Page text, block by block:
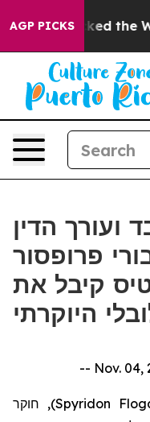
AGP PICKS
Wrecked the
ועורך הדין
פרופסור
קיבל את
היוקרתי
Spyridon
), חוקר